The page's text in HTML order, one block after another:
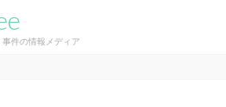
件の情報メディア